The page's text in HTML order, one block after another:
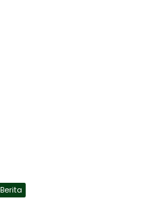
Berita